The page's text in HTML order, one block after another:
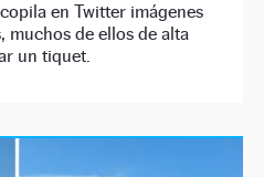
en Twitter imágenes
muchos de ellos de alta
un tiquet.